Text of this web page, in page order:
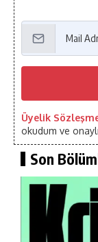
Üyelik
okudum ve
Son